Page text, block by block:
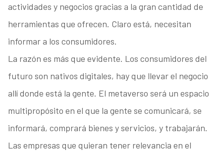
actividades y negocios gracias a la gran cantidad de
herramientas que ofrecen. Claro está, necesitan
informar a los consumidores.
La razón es más que evidente. Los consumidores del
futuro son nativos digitales, hay que llevar el negocio
allí donde está la gente. El metaverso será un espacio
multipropósito en el que la gente se comunicará, se
informará, comprará bienes y servicios, y trabajarán.
Las empresas que quieran tener relevancia en el